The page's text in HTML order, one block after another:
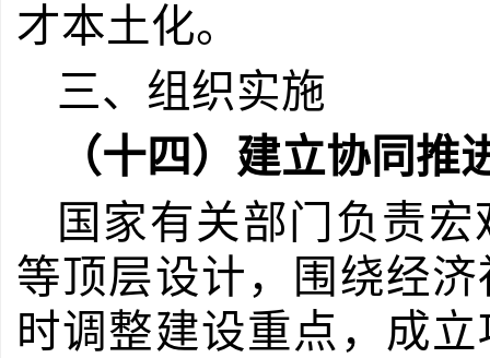
才本土化。
三、组织实施
（十四）建立协同推
国家有关部门负责
等顶层设计，围绕经
时调整建设重点，成